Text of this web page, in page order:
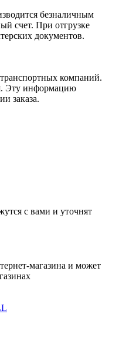
безналичным
счет. При отгрузке
документов.
компаний.
Эту информацию
заказа.
с вами и уточнят
магазина и может